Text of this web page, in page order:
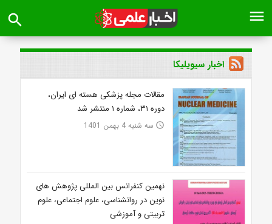
menu
search
اخبار سیویلیکا
مقالات مجله پزشکی هسته ای ایران،
دوره ۳۱، شماره ۱ منتشر شد
access_time سه شنبه 4 بهمن 1401
نهمین کنفرانس بین المللی پژوهش های
نوین در روانشناسی، علوم اجتماعی، علوم
تربیتی و آموزشی